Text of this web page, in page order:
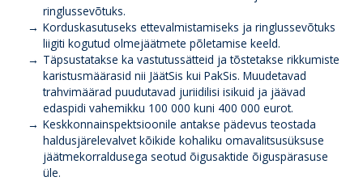
ringlussevõtuks.
Korduskasutuseks ettevalmistamiseks ja ringlussevõtuks
liigiti kogutud olmejäätmete põletamise keeld.
Täpsustatakse ka vastutussätteid ja tõstetakse rikkumiste
karistusmäärasid nii JäätSis kui PakSis. Muudetavad
trahvimäärad puudutavad juriidilisi isikuid ja jäävad
edaspidi vahemikku 100 000 kuni 400 000 eurot.
Keskkonnainspektsioonile antakse pädevus teostada
haldusjärelevalvet kõikide kohaliku omavalitsusüksuse
jäätmekorraldusega seotud õigusaktide õiguspärasuse
üle.